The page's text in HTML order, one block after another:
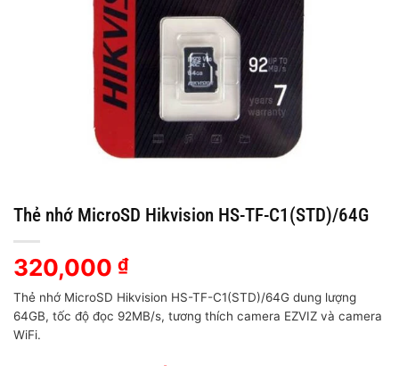
Thẻ nhớ MicroSD Hikvision HS-TF-C1(STD)/64G
320,000 ₫
Thẻ nhớ MicroSD Hikvision HS-TF-C1(STD)/64G dung lượng
64GB, tốc độ đọc 92MB/s, tương thích camera EZVIZ và camera
WiFi.